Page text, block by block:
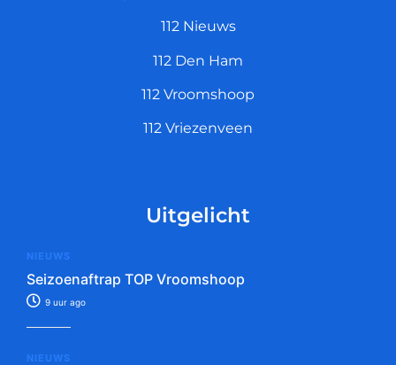
112 Nieuws
112 Den Ham
112 Vroomshoop
112 Vriezenveen
Uitgelicht
NIEUWS
Seizoenaftrap TOP Vroomshoop
9 uur ago
NIEUWS